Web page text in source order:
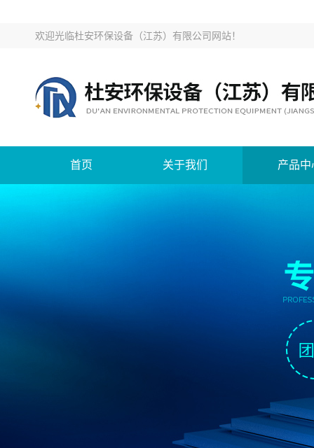
欢迎光临杜安环保设备（江苏）有限公司网站！
首页 关于我们 产品中